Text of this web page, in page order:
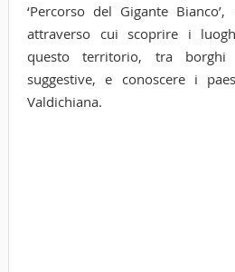
‘Percorso del Gigante
attraverso cui scoprire i
questo territorio, tra
suggestive, e conoscere i
Valdichiana.